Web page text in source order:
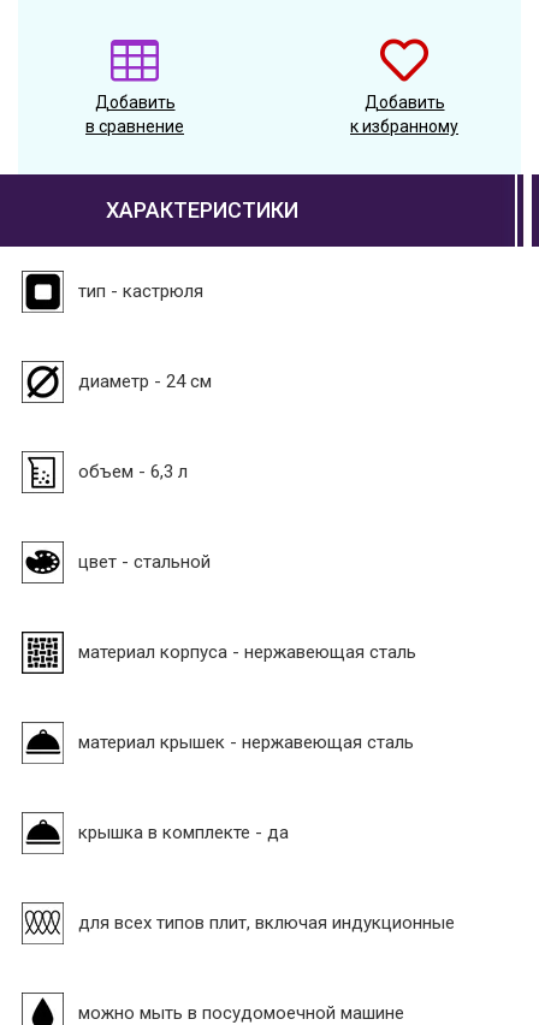
Добавить
в сравнение
Добавить
к избранному
ХАРАКТЕРИСТИКИ
тип - кастрюля
диаметр - 24 см
объем - 6,3 л
цвет - стальной
материал корпуса - нержавеющая сталь
материал крышек - нержавеющая сталь
крышка в комплекте - да
для всех типов плит, включая индукционные
можно мыть в посудомоечной машине